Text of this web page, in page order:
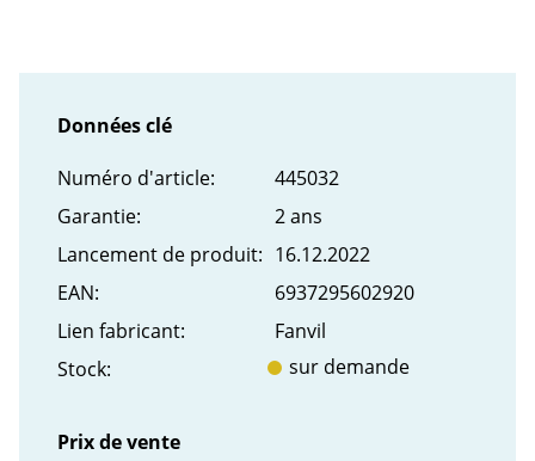
Données clé
Numéro d'article:
445032
Garantie:
2 ans
Lancement de produit: 16.12.2022
EAN:
6937295602920
Lien fabricant:
Fanvil
Stock:
sur demande
Prix de vente